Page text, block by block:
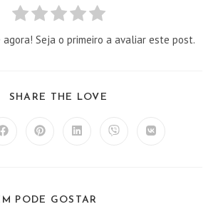
Seja o primeiro a avaliar este post.
SHARE THE LOVE
Abre Abre Abre Abre Abre
PODE GOSTAR